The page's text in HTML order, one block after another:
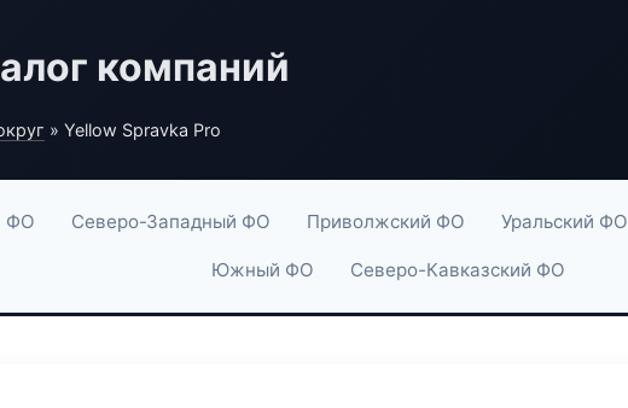
компаний
» Yellow Spravka Pro
ФО Северо-Западный ФО Приволжский ФО Уральский ФО
Южный ФО Северо-Кавказский ФО